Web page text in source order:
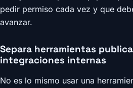
pedir permiso cada vez y que
avanzar.
Separa herramientas
integraciones internas
No es lo mismo usar una